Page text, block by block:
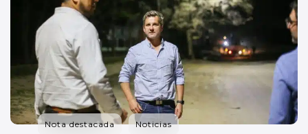
Nota destacada Noticias